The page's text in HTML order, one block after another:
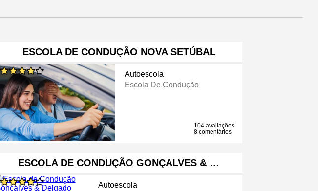
ESCOLA DE CONDUÇÃO NOVA SETÚBAL
Autoescola
Escola De Condução
104 avaliações
8 comentários
ESCOLA DE CONDUÇÃO GONÇALVES & …
Autoescola